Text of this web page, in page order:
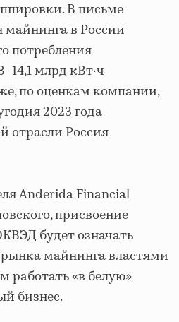
В письме
майнинга в России
потребления
млрд кВт·ч
по оценкам компании,
2023 года
отрасли Россия
Anderida Financial
присвоение
будет означать
майнинга властями
работать «в белую»
бизнес.